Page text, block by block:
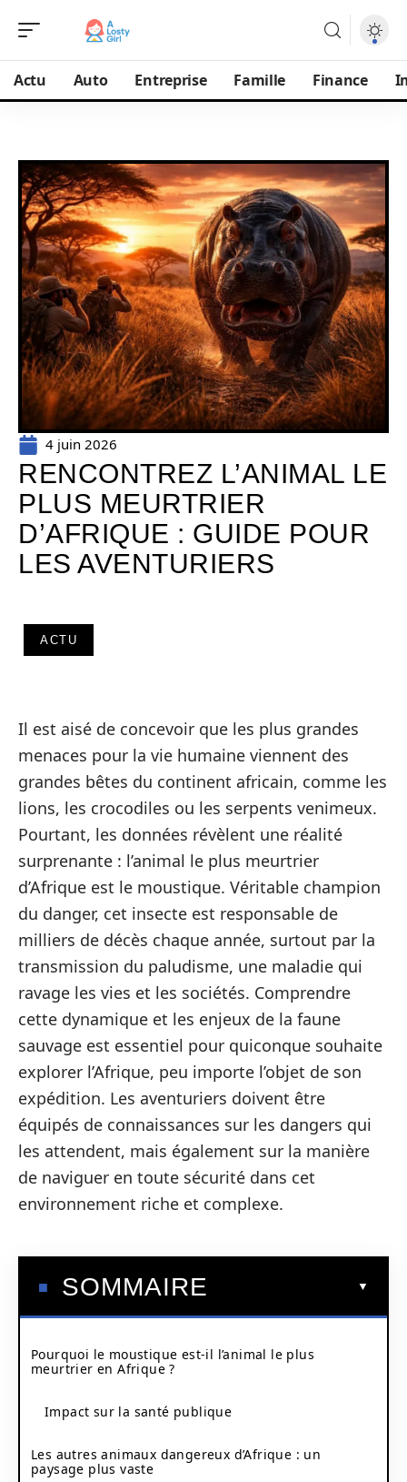
Actu Auto Entreprise Famille Finance
4 juin 2026
RENCONTREZ L’ANIMAL LE
PLUS MEURTRIER
D’AFRIQUE : GUIDE POUR
LES AVENTURIERS
ACTU
Il est aisé de concevoir que les plus grandes
menaces pour la vie humaine viennent des
grandes bêtes du continent africain, comme les
lions, les crocodiles ou les serpents venimeux.
Pourtant, les données révèlent une réalité
surprenante : l’animal le plus meurtrier
d’Afrique est le moustique. Véritable champion
du danger, cet insecte est responsable de
milliers de décès chaque année, surtout par la
transmission du paludisme, une maladie qui
ravage les vies et les sociétés. Comprendre
cette dynamique et les enjeux de la faune
sauvage est essentiel pour quiconque souhaite
explorer l’Afrique, peu importe l’objet de son
expédition. Les aventuriers doivent être
équipés de connaissances sur les dangers qui
les attendent, mais également sur la manière
de naviguer en toute sécurité dans cet
environnement riche et complexe.
SOMMAIRE
Pourquoi le moustique est-il l’animal le plus
meurtrier en Afrique ?
Impact sur la santé publique
Les autres animaux dangereux d’Afrique : un
paysage plus vaste